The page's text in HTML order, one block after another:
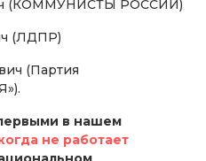
(КОММУНИСТЫ РОССИИ)
(ЛДПР)
(Партия
в нашем
не работает